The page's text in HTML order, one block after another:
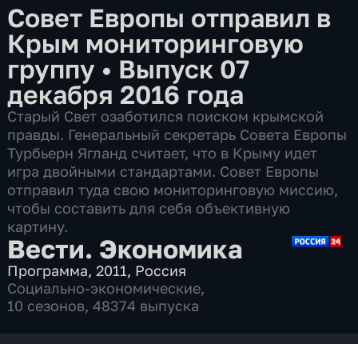
Совет Европы отправил в
Крым мониторинговую
группу • Выпуск 07
декабря 2016 года
Старый Свет озаботился поиском крымской
правды. Генеральный секретарь Совета Европы
Турбьерн Ягланд считает, что в Крыму идет
игра двойными стандартами. Совет Европы
отправил туда свою мониторинговую миссию,
чтобы составить для себя объективную
картину.
Вести. Экономика
Программа,2011, Россия
Социально-экономические,
10 сезонов, 48374 выпуска